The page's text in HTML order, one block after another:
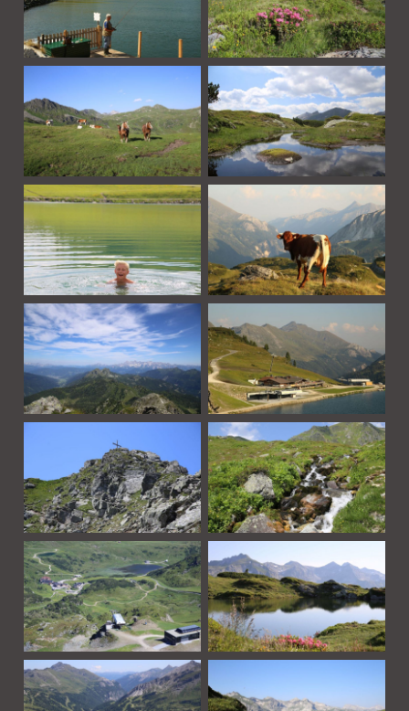
Die Hochalm
Gastgeber & Team
Events & Aktuelles
Bildergalerie